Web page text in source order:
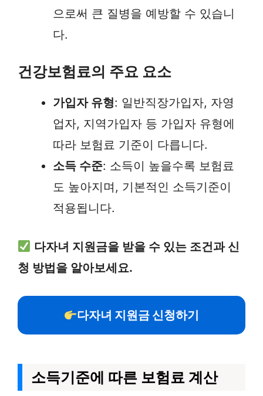
으로써 큰 질병을 예방할 수 있습니
다.
건강보험료의 주요 요소
가입자 유형: 일반직장가입자, 자영
업자, 지역가입자 등 가입자 유형에
따라 보험료 기준이 다릅니다.
소득 수준: 소득이 높을수록 보험료
도 높아지며, 기본적인 소득기준이
적용됩니다.
다자녀 지원금을 받을 수 있는 조건과 신
청 방법을 알아보세요.
다자녀 지원금 신청하기
소득기준에 따른 보험료 계산